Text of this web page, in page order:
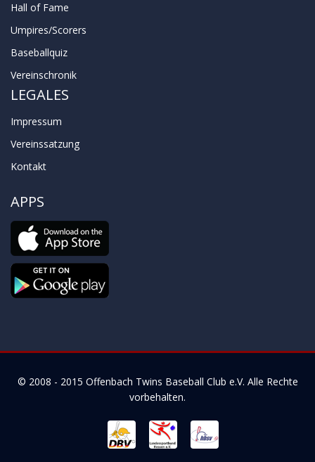
Hall of Fame
Umpires/Scorers
Baseballquiz
Vereinschronik
LEGALES
Impressum
Vereinssatzung
Kontakt
APPS
© 2008 - 2015 Offenbach Twins Baseball Club e.V. Alle Rechte
vorbehalten.